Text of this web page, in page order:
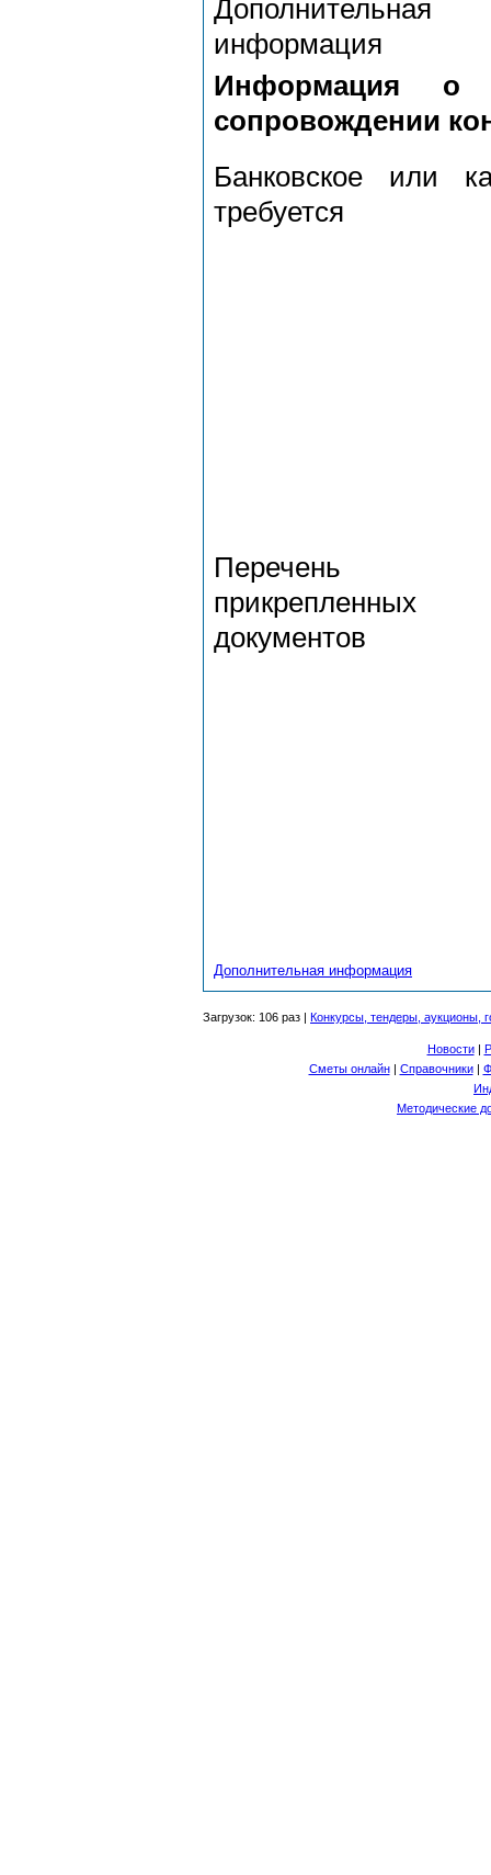
Дополнительная
информация
Информация о
сопровождении
Банковское или
требуется
Перечень
прикрепленных
документов
Дополнительная информация
Загрузок: 106 раз | Конкурсы, тендеры, аукционы,
Новости|
Сметы онлайн| Справочники|
Методические